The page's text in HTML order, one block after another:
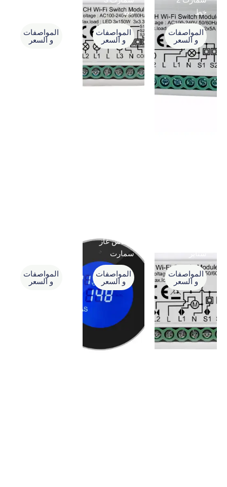
خط
المواصفات
و السعر
خط
المواصفات
و السعر
المواصفات
و السعر
المواصفات
و السعر
حساس غاز
سمارت
المواصفات
و السعر
المواصفات
و السعر